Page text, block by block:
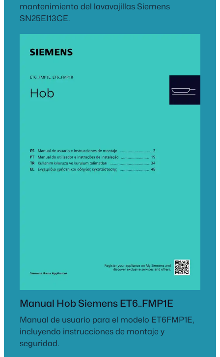
mantenimiento del lavavajillas Siemens
SN25EI13CE.
Manual Hob Siemens ET6..FMP1E
Manual de usuario para el modelo ET6FMP1E,
incluyendo instrucciones de montaje y
seguridad.